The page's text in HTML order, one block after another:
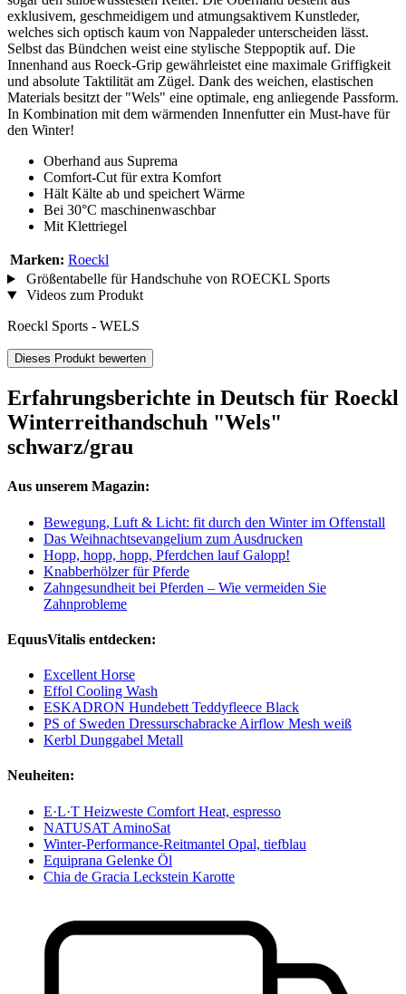
exklusivem, geschmeidigem und atmungsaktivem Kunstleder,
welches sich optisch kaum von Nappaleder unterscheiden lässt.
Selbst das Bündchen weist eine stylische Steppoptik auf. Die
Innenhand aus Roeck-Grip gewährleistet eine maximale Griffigkeit
und absolute Taktilität am Zügel. Dank des weichen, elastischen
Materials besitzt der "Wels" eine optimale, eng anliegende Passform.
In Kombination mit dem wärmenden Innenfutter ein Must-have für
den Winter!
Oberhand aus Suprema
Comfort-Cut für extra Komfort
Hält Kälte ab und speichert Wärme
Bei 30°C maschinenwaschbar
Mit Klettriegel
Marken: Roeckl
Größentabelle für Handschuhe von ROECKL Sports
Videos zum Produkt
Roeckl Sports - WELS
Dieses Produkt bewerten
Erfahrungsberichte in Deutsch für Roeckl
Winterreithandschuh "Wels"
schwarz/grau
Aus unserem Magazin:
Bewegung, Luft & Licht: fit durch den Winter im Offenstall
Das Weihnachtsevangelium zum Ausdrucken
Hopp, hopp, hopp, Pferdchen lauf Galopp!
Knabberhölzer für Pferde
Zahngesundheit bei Pferden – Wie vermeiden Sie
Zahnprobleme
EquusVitalis entdecken:
Excellent Horse
Effol Cooling Wash
ESKADRON Hundebett Teddyfleece Black
PS of Sweden Dressurschabracke Airflow Mesh weiß
Kerbl Dunggabel Metall
Neuheiten:
E·L·T Heizweste Comfort Heat, espresso
NATUSAT AminoSat
Winter-Performance-Reitmantel Opal, tiefblau
Equiprana Gelenke Öl
Chia de Gracia Leckstein Karotte